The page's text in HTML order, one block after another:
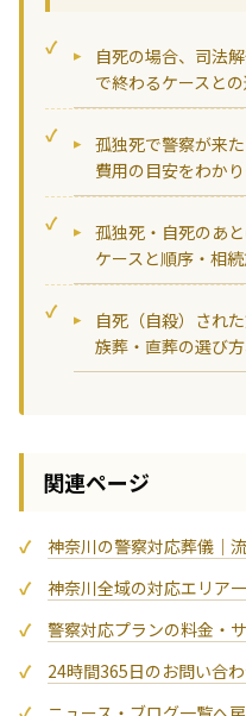
自死の場合、司法
で終わるケースと
孤独死で警察が来
費用の目安をわか
孤独死・自死のあ
ケースと順序・相
自死（自殺）され
族葬・直葬の選び
関連ページ
神奈川の警察対応葬儀｜
神奈川全域の対応エリア
警察対応プランの料金・
24時間365日のお問い合